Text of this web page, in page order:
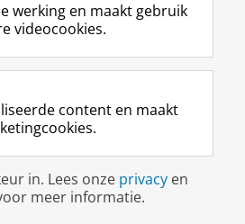
e
b
o
p
a
i
n
a
k
e
I
-
p
g
i
n
-
f
e
R
k
s
u
t
r
m
c
c
o
T
e
k
a
a
Inloggen
werking en maakt gebruik
videocookies.
content en maakt
in. Lees onze privacy en
meer informatie.